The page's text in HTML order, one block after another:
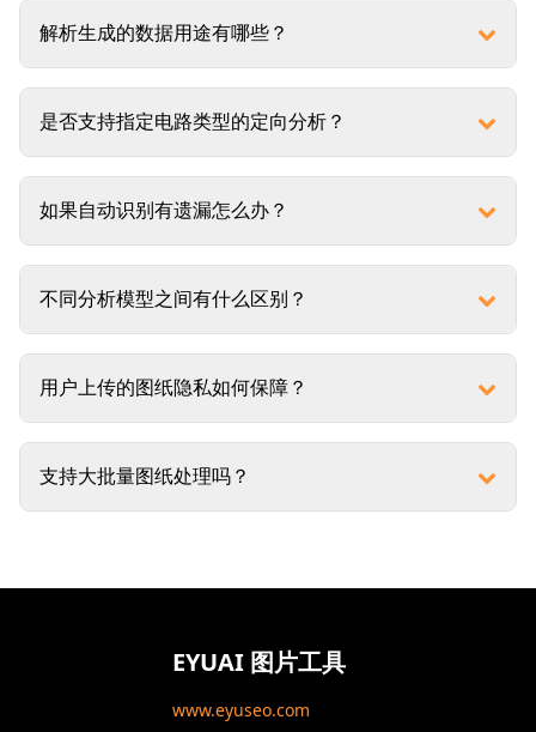
解析生成的数据用途有哪些？
是否支持指定电路类型的定向分析？
如果自动识别有遗漏怎么办？
不同分析模型之间有什么区别？
用户上传的图纸隐私如何保障？
支持大批量图纸处理吗？
EYUAI 图片工具
www.eyuseo.com